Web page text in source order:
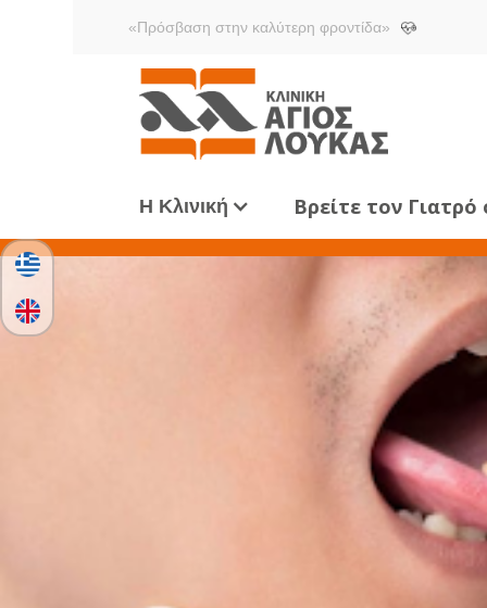
«Πρόσβαση στην καλύτερη φροντίδα»
Η Κλινική Βρείτε τον Γιατρό